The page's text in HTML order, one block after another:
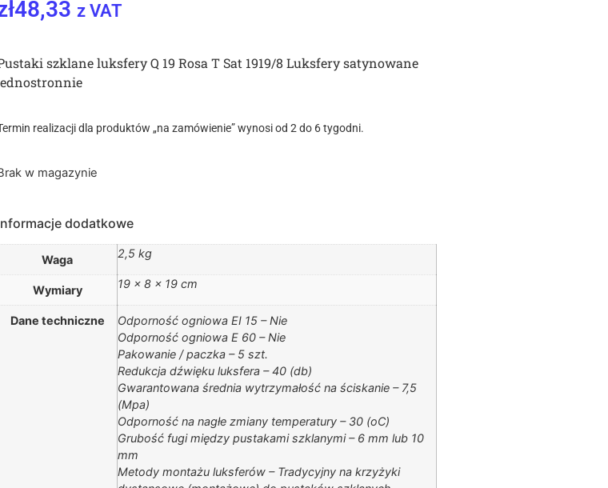
48,33 z VAT
szklane luksfery Q 19 Rosa T Sat 1919/8 Luksfery satynowane
realizacji dla produktów „na zamówienie” wynosi od 2 do 6 tygodni.
w magazynie
dodatkowe
Waga 2,5 kg
Wymiary 19 × 8 × 19 cm
Dane techniczne
Odporność ogniowa EI 15 – Nie
Odporność ogniowa E 60 – Nie
Pakowanie / paczka – 5 szt.
Redukcja dźwięku luksfera – 40 (db)
Gwarantowana średnia wytrzymałość na ściskanie – 7,5
(Mpa)
Odporność na nagłe zmiany temperatury – 30 (oC)
Grubość fugi między pustakami szklanymi – 6 mm lub 10
mm
Metody montażu luksferów – Tradycyjny na krzyżyki